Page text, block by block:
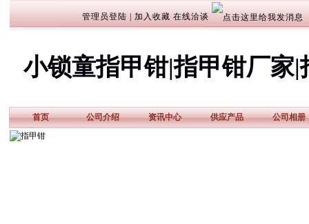
管理员登陆 加入收藏 在线洽谈
小锁童指甲钳|指甲钳厂家|
首页 公司介绍 资讯中心 供应产品 公司相册